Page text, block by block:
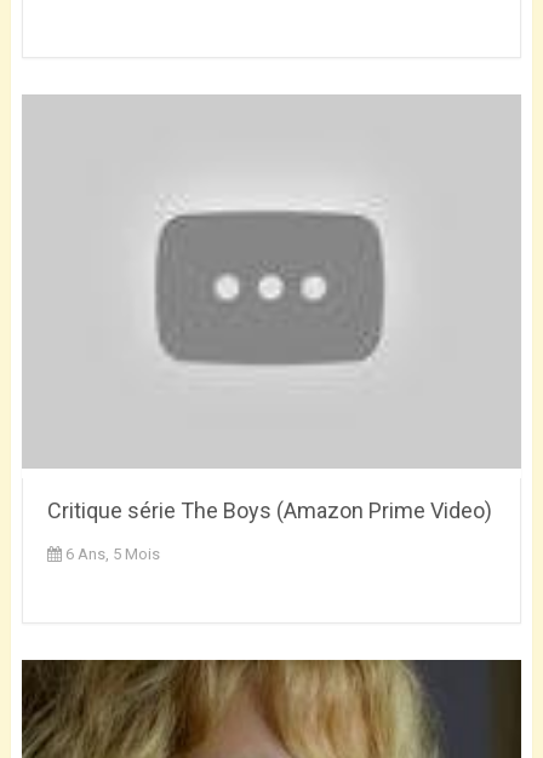
Critique série The Boys (Amazon Prime Video)
6 Ans, 5 Mois